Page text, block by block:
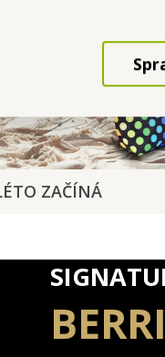
ZAČÍNÁ